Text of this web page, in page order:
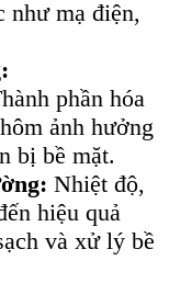
như mạ điện,
phần hóa
ảnh hưởng
bị bề mặt.
Nhiệt độ,
hiệu quả
và xử lý bề